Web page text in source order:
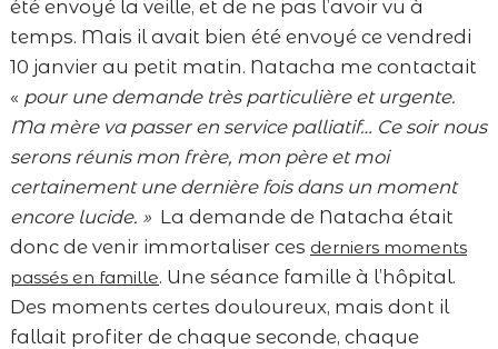
été envoyé la veille, et de ne pas l’avoir vu à
temps. Mais il avait bien été envoyé ce vendredi
10 janvier au petit matin. Natacha me contactait
« pour une demande très particulière et urgente.
Ma mère va passer en service palliatif… Ce soir nous
serons réunis mon frère, mon père et moi
certainement une dernière fois dans un moment
encore lucide. » La demande de Natacha était
donc de venir immortaliser ces derniers moments
passés en famille. Une séance famille à l’hôpital.
Des moments certes douloureux, mais dont il
fallait profiter de chaque seconde, chaque